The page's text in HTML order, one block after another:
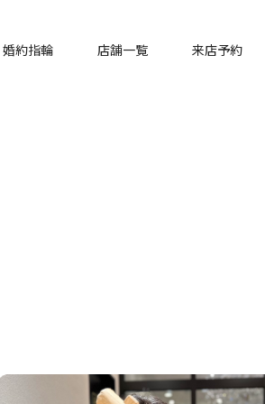
婚約指輪 店舗一覧 来店予約